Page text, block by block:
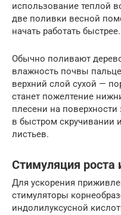
использование теплой
две поливки весной
начать работать быстрее.
Обычно поливают
влажность почвы
верхний слой сухой —
станет пожелтение
плесени на
в быстром скручивании
листьев.
Стимуляция роста
Для ускорения
стимуляторы
индолилуксусной